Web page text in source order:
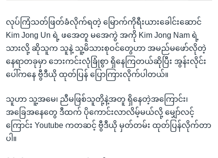
ရန်
ရှာဖွေ
ရန်
နေရာ
သို့
ရန်
ဘာသာစကားများ
လုပ်ကြံသတ်ဖြတ်ခံလိုက်ရတဲ့ မြောက်ကိုရီးယားခေါင်းဆောင်
Kim Jong Un ရဲ့ ဖအေတူ မအေကွဲ အကို Kim Jong Nam ရဲ့
သားလို့ ဆိုသူက သူနဲ့ သူ့မိသားစုဝင်တွေဟာ အမည်မဖော်လိုတဲ့
နေရာတခုမှာ ဘေးကင်းလုံခြုံစွာ ရှိနေကြတယ်ဆိုပြီး အွန်းလိုင်း
ပေါ်ကနေ ဗွီဒီယို ထုတ်ပြန် ပြောကြားလိုက်ပါတယ်။
သူဟာ သူ့အမေ၊ ညီမဖြစ်သူတို့နဲ့အတူ ရှိနေတဲ့အကြောင်း၊
အခြေအနေတွေ ဒီထက် ပိုကောင်းလာလိမ့်မယ်လို့ မျှော်လင့်
ကြောင်း Youtube ကတဆင့် ဗွီဒီယို မှတ်တမ်း ထုတ်ပြန်လိုက်တာ
ပါ။